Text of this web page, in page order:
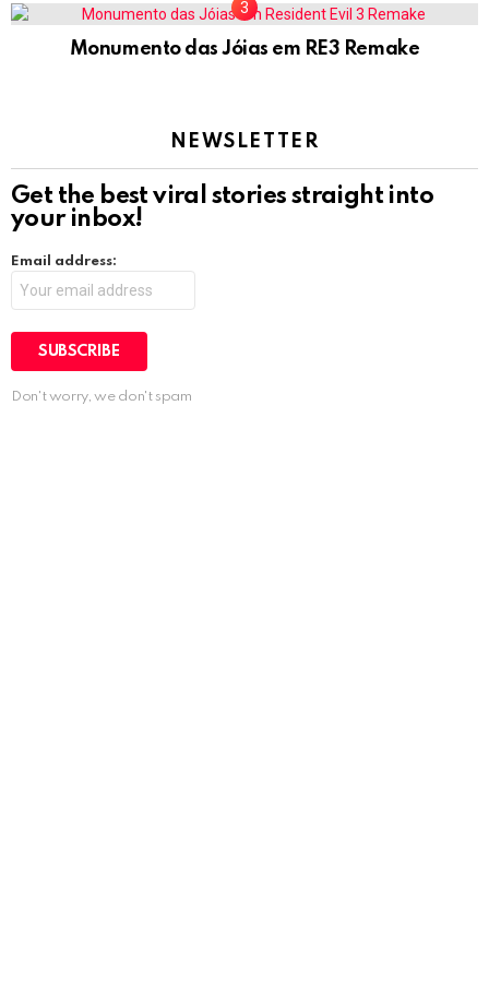
Monumento das Jóias em RE3 Remake
NEWSLETTER
Get the best viral stories straight into
your inbox!
Email address:
Don't worry, we don't spam